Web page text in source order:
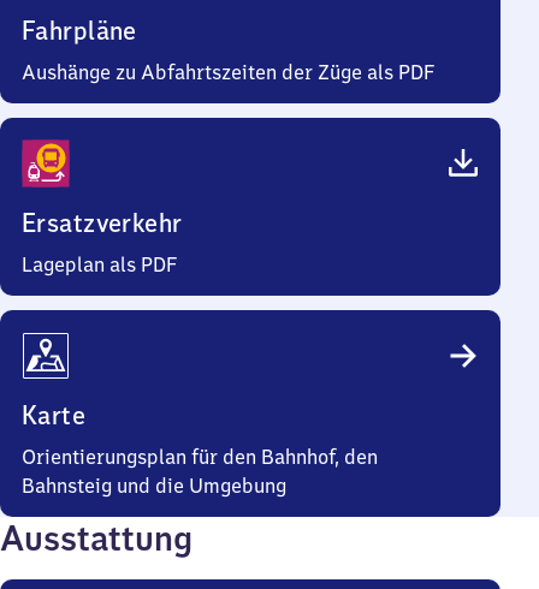
Fahrpläne
Aushänge zu Abfahrtszeiten der Züge als PDF
Ersatzverkehr
Lageplan als PDF
Karte
Orientierungsplan für den Bahnhof, den
Bahnsteig und die Umgebung
Ausstattung